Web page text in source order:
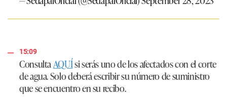
15:09
ConsultaAQUÍsi serás uno de los afectados con el corte
de agua. Solo deberá escribir su número de suministro
que se encuentro en su recibo.